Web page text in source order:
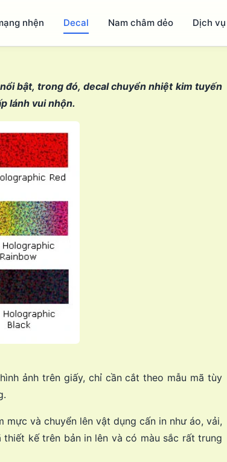
nhện Decal Nam châm dẻo Dịch vụ
bật, trong đó, decal chuyển nhiệt kim tuyến
lánh vui nhộn.
ảnh trên giấy, chỉ cần cắt theo mẫu mã tùy
và chuyển lên vật dụng cấn in như áo, vải,
kế trên bản in lên và có màu sắc rất trung